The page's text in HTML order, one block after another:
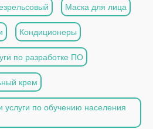
Маска для лица
Кондиционеры
по разработке ПО
крем
услуги по обучению населения